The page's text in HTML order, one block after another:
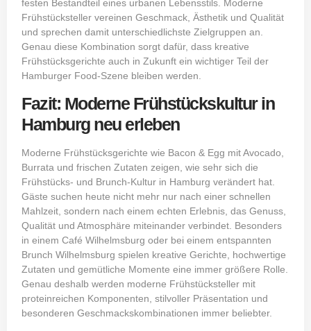
festen Bestandteil eines urbanen Lebensstils. Moderne
Frühstücksteller vereinen Geschmack, Ästhetik und Qualität
und sprechen damit unterschiedlichste Zielgruppen an.
Genau diese Kombination sorgt dafür, dass kreative
Frühstücksgerichte auch in Zukunft ein wichtiger Teil der
Hamburger Food-Szene bleiben werden.
Fazit: Moderne Frühstückskultur in
Hamburg neu erleben
Moderne Frühstücksgerichte wie Bacon & Egg mit Avocado,
Burrata und frischen Zutaten zeigen, wie sehr sich die
Frühstücks- und Brunch-Kultur in Hamburg verändert hat.
Gäste suchen heute nicht mehr nur nach einer schnellen
Mahlzeit, sondern nach einem echten Erlebnis, das Genuss,
Qualität und Atmosphäre miteinander verbindet. Besonders
in einem Café Wilhelmsburg oder bei einem entspannten
Brunch Wilhelmsburg spielen kreative Gerichte, hochwertige
Zutaten und gemütliche Momente eine immer größere Rolle.
Genau deshalb werden moderne Frühstücksteller mit
proteinreichen Komponenten, stilvoller Präsentation und
besonderen Geschmackskombinationen immer beliebter.